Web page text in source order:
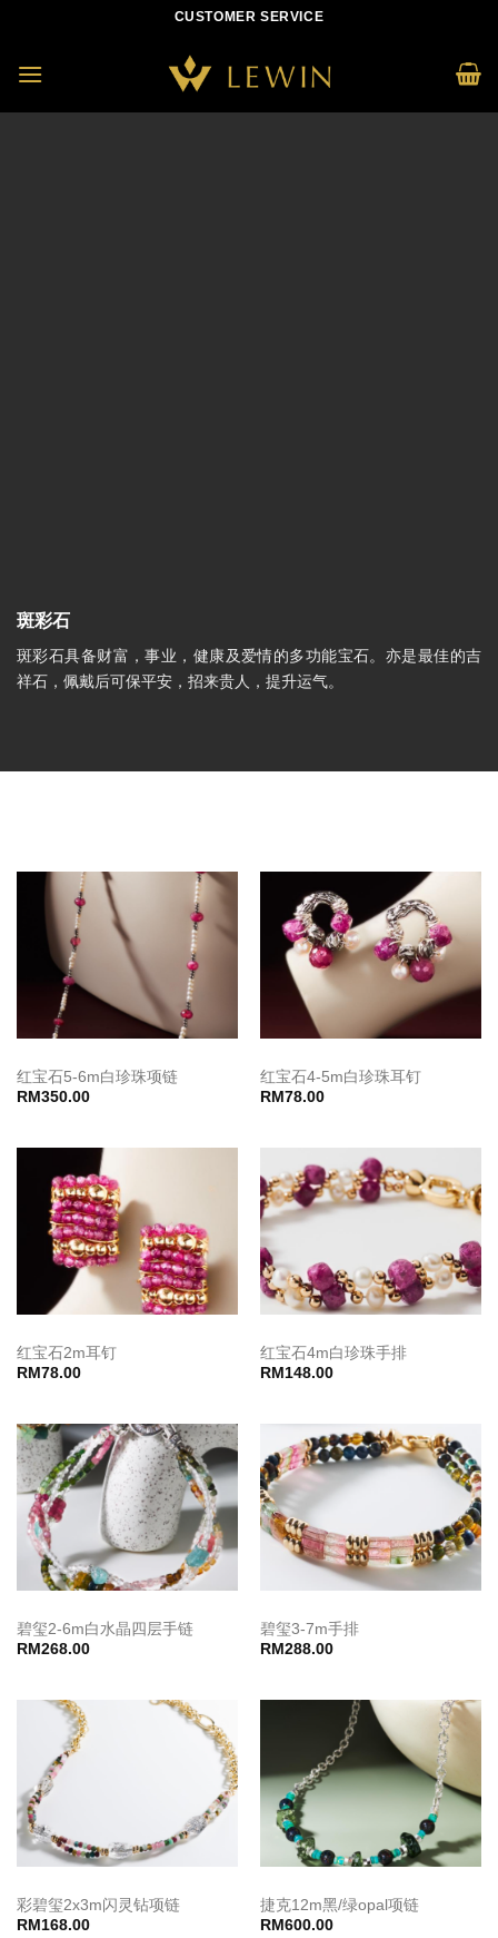
content
CUSTOMER SERVICE
斑彩石
斑彩石具备财富，事业，健康及爱情的多功能宝石。亦是最佳的吉
祥石，佩戴后可保平安，招来贵人，提升运气。
红宝石5-6m白珍珠项链
RM 350.00
红宝石4-5m白珍珠耳钉
RM 78.00
红宝石2m耳钉
RM 78.00
红宝石4m白珍珠手排
RM 148.00
碧玺2-6m白水晶四层手链
RM 268.00
碧玺3-7m手排
RM 288.00
彩碧玺2x3m闪灵钻项链
RM 168.00
捷克12m黑/绿opal项链
RM 600.00